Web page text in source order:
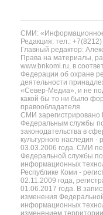
СМИ:
Редакция: тел.:
Главный редактор:
Права на материалы,
www.bnkomi.ru, в
Федерации об охране
деятельности
«Север-Медиа», и не
какой бы то ни было
правообладателя.
СМИ зарегистрировано
Федеральным службы
законодательства в
культурного наследия
03.03.2006 года. СМИ
Федеральной службы по
информационных
Республике Коми -
02.11.2009 года,
01.06.2017 года. В
изменения
информационных
изменением